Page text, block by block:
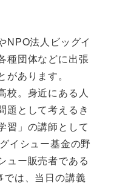
NPO法人ビッグイ
種団体などに出張
あります。
校。身近にある人
題として考えるき
習」の講師として
イシュー基金の野
ュー販売者である
では、当日の講義